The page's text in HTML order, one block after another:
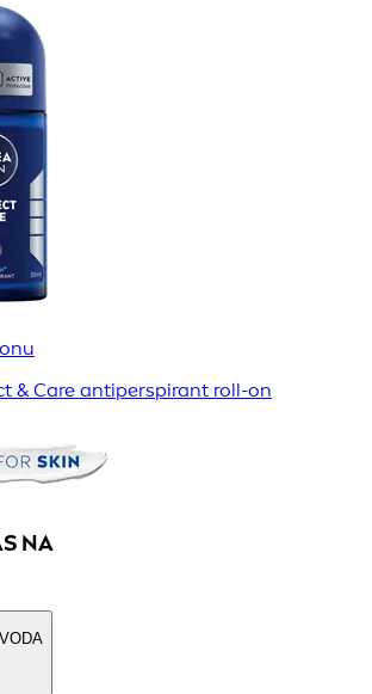
& Care antiperspirant roll-on
NA